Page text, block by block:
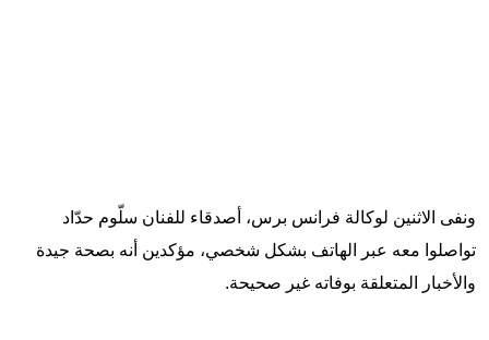
ونفى الاثنين لوكالة فرانس برس، أصدقاء للفنان سلّوم حدّاد
تواصلوا معه عبر الهاتف بشكل شخصي، مؤكدين أنه بصحة جيدة
والأخبار المتعلقة بوفاته غير صحيحة.